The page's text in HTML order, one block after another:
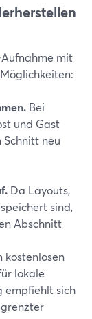
mit
Bei
und Gast
Schnitt neu
Da Layouts,
sind,
Abschnitt
kostenlosen
lokale
empfiehlt sich